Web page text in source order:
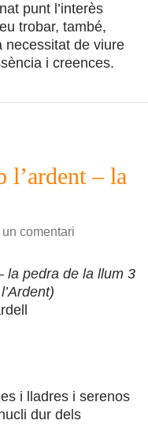
punt l’interès
trobar, també,
necessitat de viure
i creences.
l’ardent – la
un comentari
la pedra de la llum 3
i lladres i serenos
dur dels